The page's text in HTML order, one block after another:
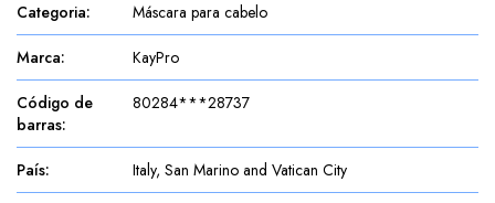
Categoria: Máscara para cabelo
Marca: KayPro
Código de
barras:
80284***28737
País: Italy, San Marino and Vatican City